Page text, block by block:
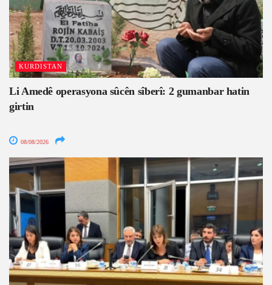
KURDISTAN
Li Amedê operasyona sûcên sîberî: 2 gumanbar hatin
girtin
08/08/2026